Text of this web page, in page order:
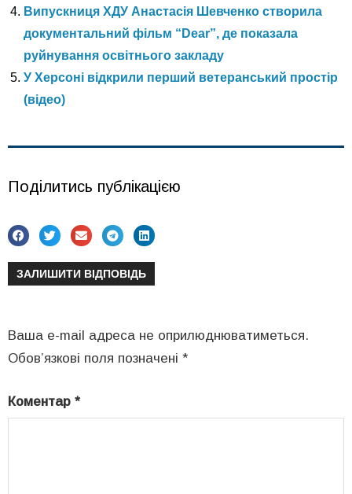
Випускниця ХДУ Анастасія Шевченко створила
документальний фільм “Dear”, де показала
руйнування освітнього закладу
У Херсоні відкрили перший ветеранський простір
(відео)
Поділитись публікацією
ЗАЛИШИТИ ВІДПОВІДЬ
Ваша e-mail адреса не оприлюднюватиметься.
Обов’язкові поля позначені *
Коментар *